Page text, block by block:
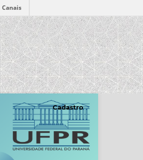
Canais
Cadastro